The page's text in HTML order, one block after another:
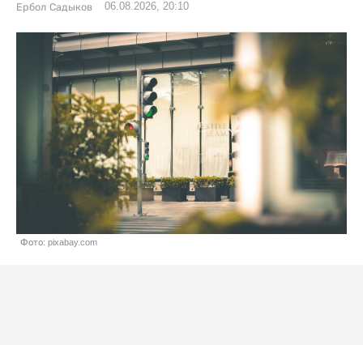
Ербол Садыков 06.08.2026, 20:10
Фото: pixabay.com